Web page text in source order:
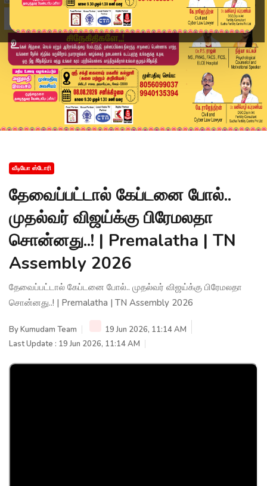
வீடியோ ஸ்டோரி
தேவைப்பட்டால் கேப்டனை போல்..
முதல்வர் விஜய்க்கு பிரேமலதா
சொன்னது..! | Premalatha | TN
Assembly 2026
தேவைப்பட்டால் கேப்டனை போல்.. முதல்வர் விஜய்க்கு பிரேமலதா
சொன்னது..! | Premalatha | TN Assembly 2026
ByKumudam Team
19 Jun 2026, 11:14 AM
Last Update : 19 Jun 2026, 11:14 AM